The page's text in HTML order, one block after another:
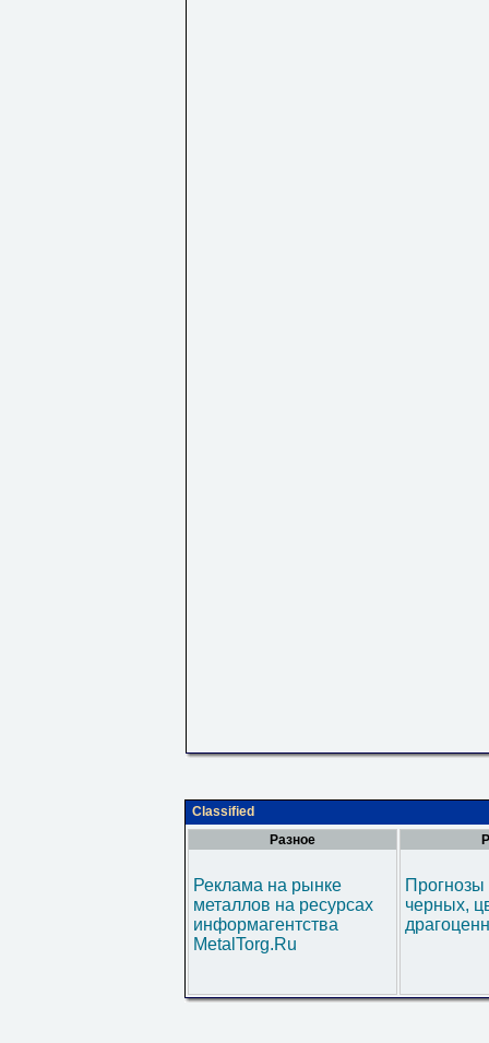
Classified
Разное
Реклама на рынке
металлов на ресурсах
информагентства
MetalTorg.Ru
черных,